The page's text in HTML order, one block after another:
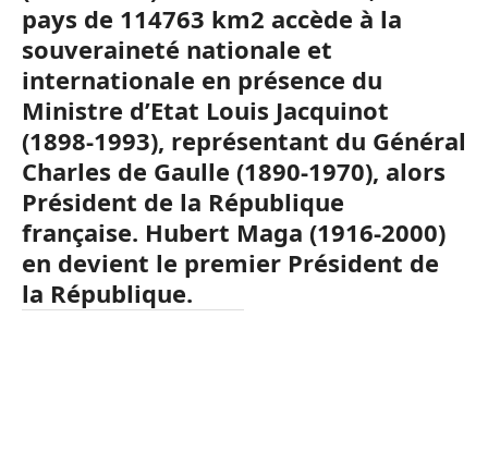
pays de 114763 km2 accède à la
souveraineté nationale et
internationale en présence du
Ministre d’Etat Louis Jacquinot
(1898-1993), représentant du Général
Charles de Gaulle (1890-1970), alors
Président de la République
française. Hubert Maga (1916-2000)
en devient le premier Président de
la République.